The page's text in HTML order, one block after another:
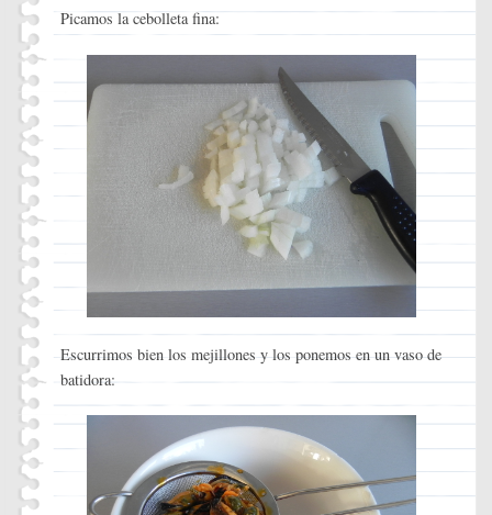
Picamos la cebolleta fina:
Escurrimos bien los mejillones y los ponemos en un vaso de
batidora: